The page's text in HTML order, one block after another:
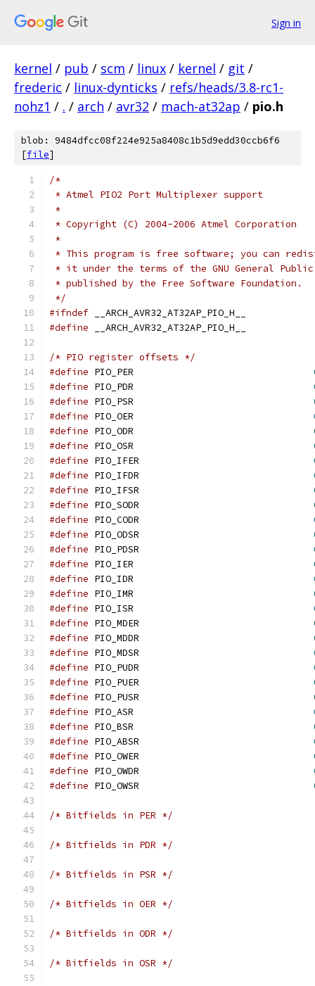
Sign in
kernel / pub / scm / linux / kernel / git /
frederic / linux-dynticks / refs/heads/3.8-rc1-
nohz1 / . / arch / avr32 / mach-at32ap / pio.h
blob: 9484dfcc08f224e925a8408c1b5d9edd30ccb6f6
[file]
/*
* Atmel PIO2 Port Multiplexer support
*
* Copyright (C) 2004-2006 Atmel Corporation
*
* This program is free software; you can
* it under the terms of the GNU General
* published by the Free Software Foundation.
*/
#ifndef __ARCH_AVR32_AT32AP_PIO_H__
#define __ARCH_AVR32_AT32AP_PIO_H__
/* PIO register offsets */
#define PIO_PER
#define PIO_PDR
#define PIO_PSR
#define PIO_OER
#define PIO_ODR
#define PIO_OSR
#define PIO_IFER
#define PIO_IFDR
#define PIO_IFSR
#define PIO_SODR
#define PIO_CODR
#define PIO_ODSR
#define PIO_PDSR
#define PIO_IER
#define PIO_IDR
#define PIO_IMR
#define PIO_ISR
#define PIO_MDER
#define PIO_MDDR
#define PIO_MDSR
#define PIO_PUDR
#define PIO_PUER
#define PIO_PUSR
#define PIO_ASR
#define PIO_BSR
#define PIO_ABSR
#define PIO_OWER
#define PIO_OWDR
#define PIO_OWSR
/* Bitfields in PER */
/* Bitfields in PDR */
/* Bitfields in PSR */
/* Bitfields in OER */
/* Bitfields in ODR */
/* Bitfields in OSR */